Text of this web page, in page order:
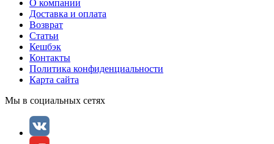
О компании
Доставка и оплата
Возврат
Статьи
Кешбэк
Контакты
Политика конфиденциальности
Карта сайта
Мы в социальных сетях